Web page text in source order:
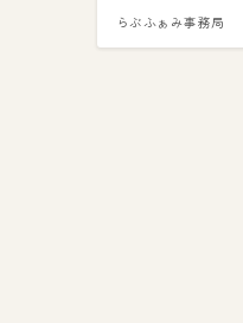
らぶふぁみ事務局